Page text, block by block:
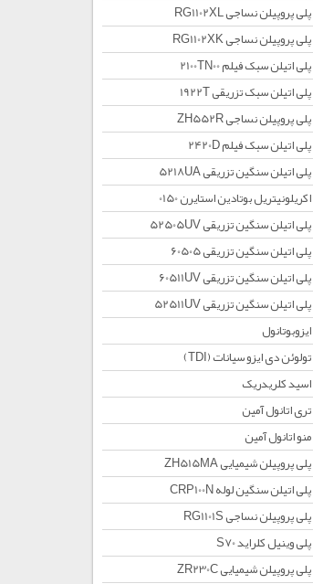
پلی پروپیلن نساجی RG1102XL
پلی پروپیلن نساجی RG1102XK
پلی اتیلن سبک فیلم 2100TN00
پلی اتیلن سبک تزریقی 1922T
پلی پروپیلن نساجی ZH552R
پلی اتیلن سبک فیلم 2420D
پلی اتیلن سنگین تزریقی 5218UA
اکریلونیتریل بوتادین استایرن 0150
پلی اتیلن سنگین تزریقی 52505UV
پلی اتیلن سنگین تزریقی 60505
پلی اتیلن سنگین تزریقی 60511UV
پلی اتیلن سنگین تزریقی 52511UV
ایزوبوتانول
تولوئن دی ایزو سیانات (TDI)
اسید کلریدریک
تری اتانول آمین
منو اتانول آمین
پلی پروپیلن شیمیایی ZH515MA
پلی اتیلن سنگین لوله CRP100N
پلی پروپیلن نساجی RG1101S
پلی وینیل کلراید S70
پلی پروپیلن شیمیایی ZR230C